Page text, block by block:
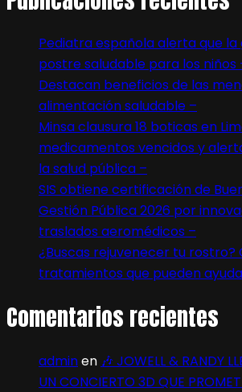
Pediatra española alerta que la
postre saludable para los niños
Destacan beneficios de las
alimentación saludable –
Minsa clausura 18 boticas en
medicamentos vencidos y
la salud pública –
SIS obtiene certificación de
Gestión Pública 2026 por
traslados aeromédicos –
¿Buscas rejuvenecer tu rostro?
tratamientos que pueden
Comentarios recientes
adminen 🎶 JOWELL & RANDY
UN CONCIERTO 3D QUE